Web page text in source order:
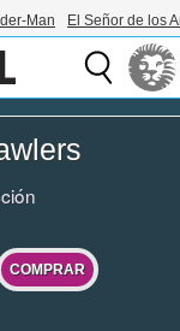
Man El Señor de los
COMPRAR